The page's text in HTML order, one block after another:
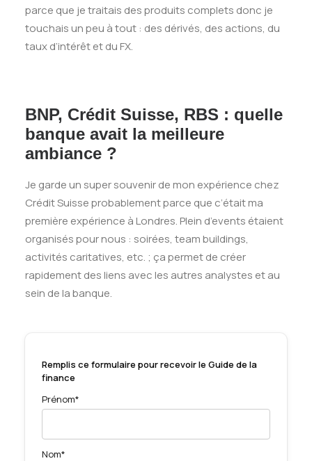
parce que je traitais des produits complets donc je
touchais un peu à tout : des dérivés, des actions, du
taux d’intérêt et du FX.
BNP, Crédit Suisse, RBS : quelle
banque avait la meilleure
ambiance ?
Je garde un super souvenir de mon expérience chez
Crédit Suisse probablement parce que c’était ma
première expérience à Londres. Plein d’events étaient
organisés pour nous : soirées, team buildings,
activités caritatives, etc. ; ça permet de créer
rapidement des liens avec les autres analystes et au
sein de la banque.
Remplis ce formulaire pour recevoir le Guide de la
finance
Prénom*
Nom*